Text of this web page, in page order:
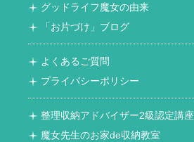
グッドライフ魔女の由来
「お片づけ」ブログ
よくあるご質問
プライバシーポリシー
整理収納アドバイザー2級認定講座
魔女先生のお家de収納教室